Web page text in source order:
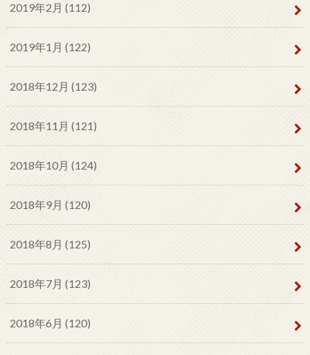
2019年2月 (112)
2019年1月 (122)
2018年12月 (123)
2018年11月 (121)
2018年10月 (124)
2018年9月 (120)
2018年8月 (125)
2018年7月 (123)
2018年6月 (120)